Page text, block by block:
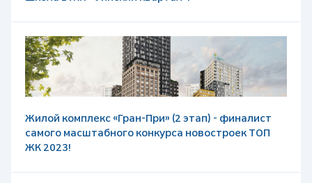
Жилой комплекс «Гран-При» (2 этап) - финалист
самого масштабного конкурса новостроек ТОП
ЖК 2023!